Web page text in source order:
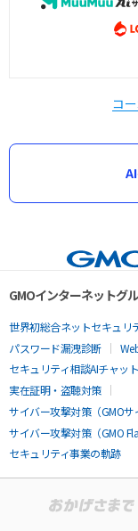
コ
GMOインターネットグ
世界初総合ネットセキュリ
パスワード漏洩診断
セキュリティ相談AIチャッ
実在証明・盗聴対策
サイバー攻撃対策（GMOサ
サイバー攻撃対策（GMO
セキュリティ事業の軌跡